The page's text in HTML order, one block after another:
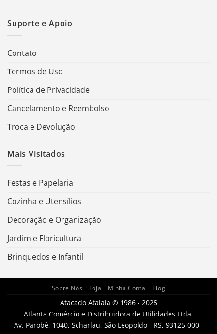
Suporte e Apoio
Contato
Termos de Uso
Política de Privacidade
Cancelamento e Reembolso
Troca e Devolução
Mais Visitados
Festas e Papelaria
Cozinha e Utensílios
Decoração e Organização
Jardim e Floricultura
Brinquedos e Infantil
Sobre Nós Loja Minha Conta Blog
Atacado Atalaia © 1986 - 2025
Atlanta Comércio e Distribuidora de Utilidades Ltda.
Av. Parobé, 1040, Scharlau, São Leopoldo - RS, 93125-000 -